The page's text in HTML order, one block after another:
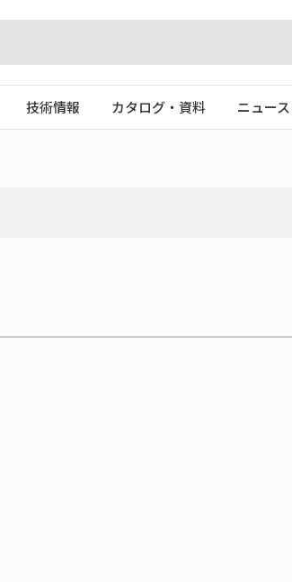
技術情報 カタログ・資料 ニュース